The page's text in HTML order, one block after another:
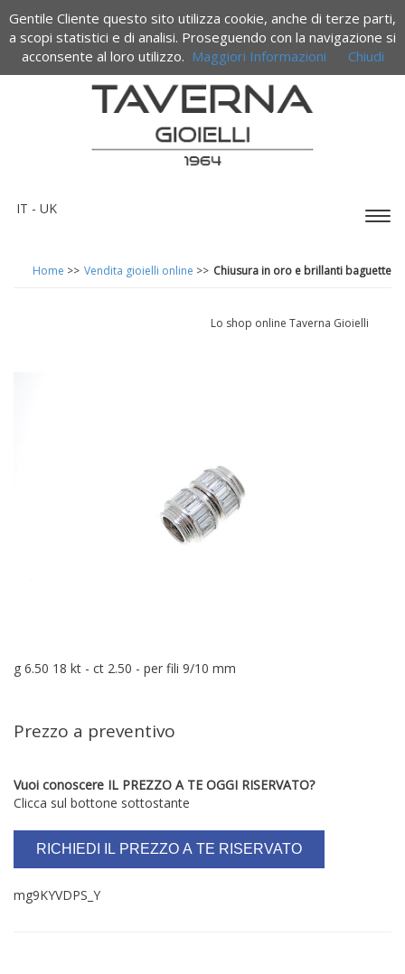
IT - UK
Termini e condizioni di vendita
Chiusura in oro e brillanti baguette
Vendita gioielli online >>
Home >>
Lo shop online Taverna Gioielli
g 6.50 18 kt - ct 2.50 - per fili 9/10 mm
Prezzo a preventivo
Vuoi conoscere IL PREZZO A TE OGGI RISERVATO?
Clicca sul bottone sottostante
RICHIEDI IL PREZZO A TE RISERVATO
mg9KYVDPS_Y
Gentile Cliente questo sito utilizza cookie, anche di terze parti,
a scopi statistici e di analisi. Proseguendo con la navigazione si
acconsente al loro utilizzo. Maggiori Informazioni Chiudi